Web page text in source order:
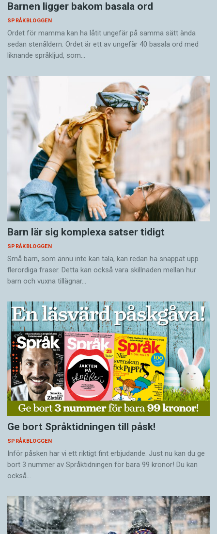
Barnen ligger bakom basala ord
SPRÅKBLOGGEN
Ordet för mamma kan ha låtit ungefär på samma sätt ända
sedan stenåldern. Ordet är ett av ungefär 40 basala ord med
liknande språkljud, som…
Barn lär sig komplexa satser tidigt
SPRÅKBLOGGEN
Små barn, som ännu inte kan tala, kan redan ha snappat upp
flerordiga fraser. Detta kan också vara skillnaden mellan hur
barn och vuxna tillägnar…
Ge bort Språktidningen till påsk!
SPRÅKBLOGGEN
Inför påsken har vi ett riktigt fint erbjudande. Just nu kan du ge
bort 3 nummer av Språktidningen för bara 99 kronor! Du kan
också…